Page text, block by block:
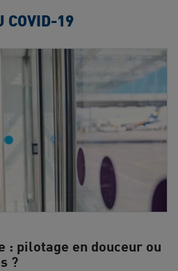
COVID-19
: pilotage en douceur ou
?